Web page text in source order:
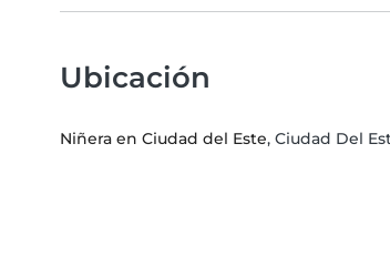
Ubicación
Niñera en Ciudad del Este, Ciudad Del